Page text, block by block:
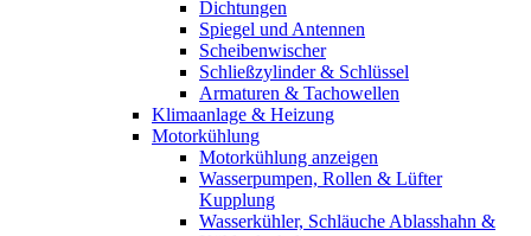
Dichtungen
Spiegel und Antennen
Scheibenwischer
Schließzylinder & Schlüssel
Armaturen & Tachowellen
Klimaanlage & Heizung
Motorkühlung
Motorkühlung anzeigen
Wasserpumpen, Rollen & Lüfter
Kupplung
Wasserkühler, Schläuche Ablasshahn &